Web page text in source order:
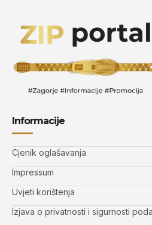
Informacije
Cjenik oglašavanja
Impressum
Uvjeti korištenja
Izjava o privatnosti i sigurnosti